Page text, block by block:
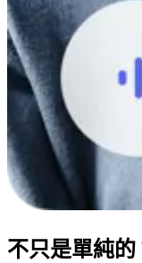
不只是單純的